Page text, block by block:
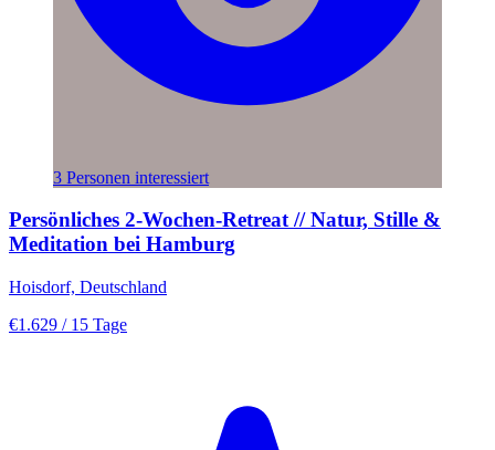
3 Personen interessiert
Persönliches 2-Wochen-Retreat // Natur, Stille &
Meditation bei Hamburg
Hoisdorf, Deutschland
€1.629 / 15 Tage